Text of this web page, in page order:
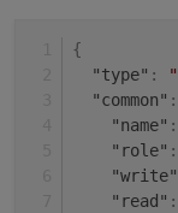
{
"type" :
"common" :
"name" :
"role" :
"write"
"read" :